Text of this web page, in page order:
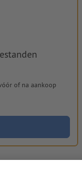
of na aankoop